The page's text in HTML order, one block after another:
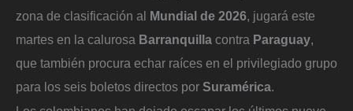
zona de clasificación al Mundial de 2026, jugará este
martes en la calurosa Barranquilla contra Paraguay,
que también procura echar raíces en el privilegiado grupo
para los seis boletos directos por Suramérica.